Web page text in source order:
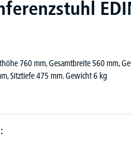
760 mm, Gesamtbreite 560 mm,
Sitztiefe 475 mm. Gewicht 6 kg